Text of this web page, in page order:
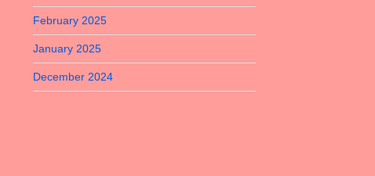
February 2025
January 2025
December 2024